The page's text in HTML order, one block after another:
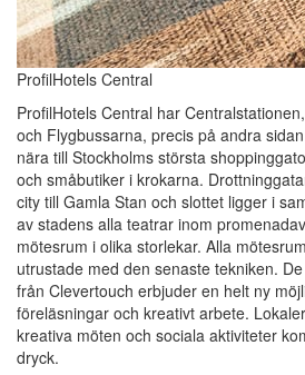
ProfilHotels Central
ProfilHotels Central har
och Flygbussarna, precis på andra
nära till Stockholms största
och småbutiker i krokarna.
city till Gamla Stan och slottet ligger i
av stadens alla teatrar inom
mötesrum i olika storlekar. Alla
utrustade med den senaste tekniken.
från Clevertouch erbjuder en helt ny
föreläsningar och kreativt arbete.
kreativa möten och sociala aktiviteter
dryck.